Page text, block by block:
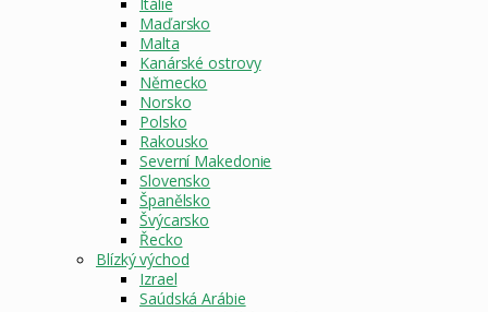
Maďarsko
Malta
Kanárské ostrovy
Německo
Norsko
Polsko
Rakousko
Severní Makedonie
Slovensko
Španělsko
Švýcarsko
Řecko
Blízký východ
Izrael
Saúdská Arábie